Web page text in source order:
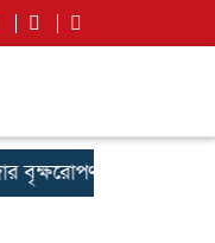
বৃক্ষরোপণ কর্মসূচির